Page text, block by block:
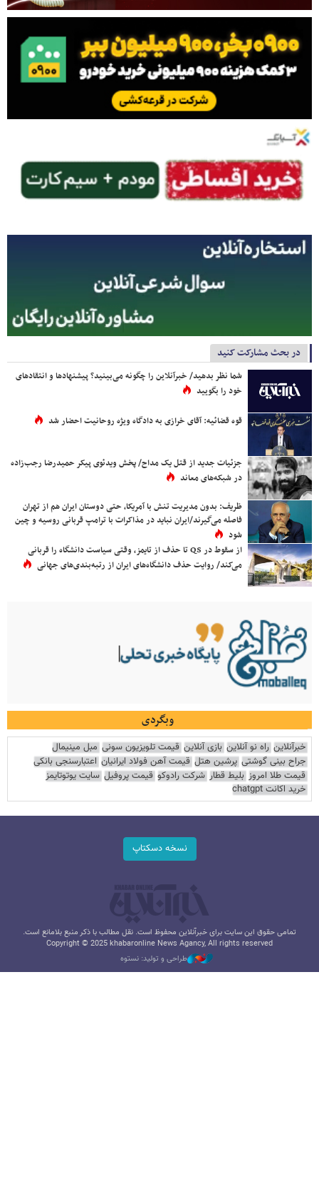
در بحث مشارکت کنید
شما نظر بدهید/ خبرآنلاین را چگونه می‌بینید؟ پیشنهادها و انتقادهای
خود را بگویید
قوه قضائیه: آقای خرازی به دادگاه ویژه روحانیت احضار شد
جزئیات جدید از قتل یک مداح/ پخش ویدئوی پیکر حمیدرضا رجب‌زاده
در شبکه‌های معاند
ظریف: بدون مدیریت تنش با آمریکا، حتی دوستان ایران هم از تهران
فاصله می‌گیرند/ایران نباید در مذاکرات با ترامپ قربانی روسیه و چین
شود
از سقوط در QS تا حذف از تایمز، وقتی سیاست دانشگاه را قربانی
می‌کند/ روایت حذف دانشگاه‌های ایران از رتبه‌بندی‌های جهانی
وبگردی
خبرآنلاین راه نو آنلاین بازی آنلاین قیمت تلویزیون سونی مبل مینیمال
جراح بینی گوشتی پرشین هتل قیمت آهن فولاد ایرانیان اعتبارسنجی بانکی
قیمت طلا امروز بلیط قطار شرکت رادوکو قیمت پروفیل سایت یوتوتایمز
خرید اکانت chatgpt
نسخه دسکتاپ
تمامی حقوق این سایت برای خبرآنلاین محفوظ است. نقل مطالب با ذکر منبع بلامانع است.
Copyright © 2025 khabaronline News Agancy, All rights reserved
طراحی و تولید: نستوه